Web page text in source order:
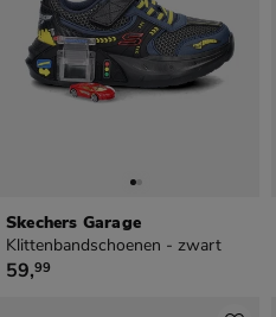
Skechers Garage
Klittenbandschoenen - zwart
€ 59,99
59,99